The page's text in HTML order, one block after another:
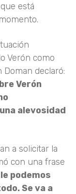
está
Verón como
declaró:
Verón
alevosidad
a solicitar la
con una frase
podemos
Se va a